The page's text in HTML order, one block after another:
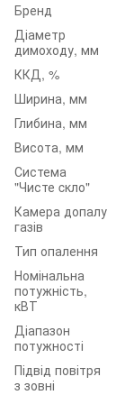
Бренд
Діаметр
димоходу, мм
ККД, %
Ширина, мм
Глибина, мм
Висота, мм
Система
"Чисте cкло"
Камера допалу
газів
Тип опалення
Номінальна
потужність,
кВТ
Діапазон
потужності
Підвід повітря
з зовні